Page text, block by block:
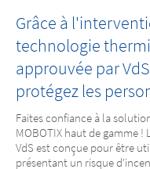
Détectez les
Grâce à
technologie
approuvée par
protégez les
Faites confiance à la
MOBOTIX haut de gamme !
VdS est conçue pour être
présentant un risque